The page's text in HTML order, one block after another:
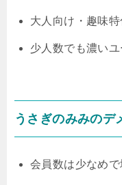
大人向け・趣味
少人数でも濃い
うさぎのみみのデ
会員数は少なめ